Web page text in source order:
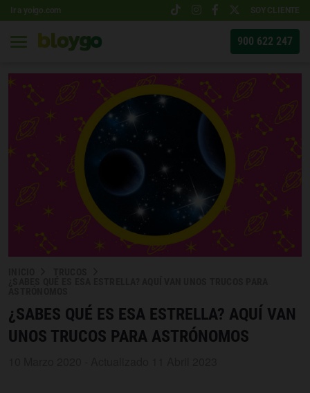
Ir a yoigo.com SOY CLIENTE
900 622 247
¿SABES QUÉ ES ESA ESTRELLA? AQUÍ VAN
UNOS TRUCOS PARA ASTRÓNOMOS